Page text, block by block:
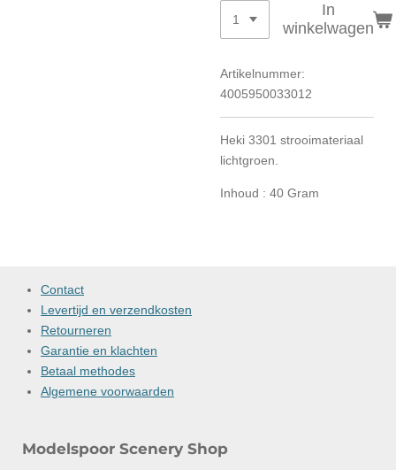
In
winkelwagen
Artikelnummer:
4005950033012
Heki 3301 strooimateriaal
lichtgroen.
Inhoud : 40 Gram
Contact
Levertijd en verzendkosten
Retourneren
Garantie en klachten
Betaal methodes
Algemene voorwaarden
Modelspoor Scenery Shop